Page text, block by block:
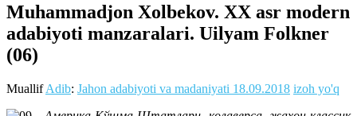
Muhammadjon Xolbekov. XX asr modern
adabiyoti manzaralari. Uilyam Folkner
(06)
MuallifAdib: Jahon adabiyoti va madaniyati 18.09.2018 izoh yo'q